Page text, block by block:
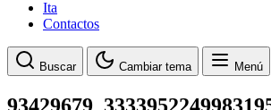
Ita
Contactos
Buscar Cambiar tema Menú